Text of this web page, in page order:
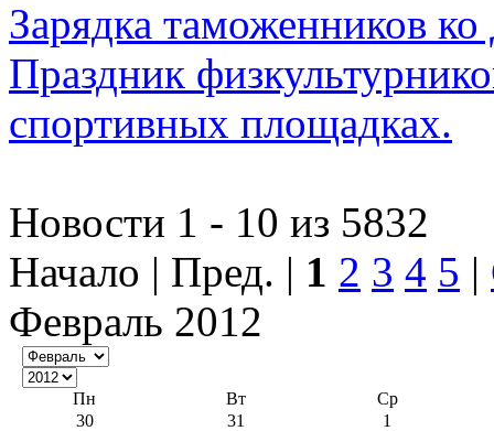
Зарядка таможенников
Праздник
спортивных площадках.
Новости 1 - 10 из 5832
Начало | Пред. | 1 2 3 4 5 |
Февраль 2012
Пн Вт
Ср
30
31
1